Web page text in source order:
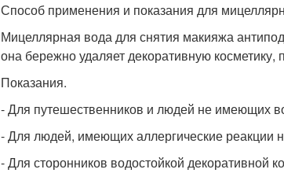
Способ применения и показания для
Мицеллярная вода для снятия макияжа
она бережно удаляет декоративную
Показания.
- Для путешественников и людей не имеющих
- Для людей, имеющих аллергические реакции
- Для сторонников водостойкой декоративной